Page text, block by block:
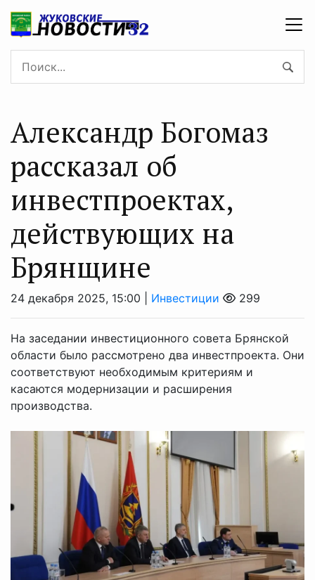
Александр Богомаз
рассказал об
инвестпроектах,
действующих на
Брянщине
24 декабря 2025, 15:00 | Инвестиции 299
На заседании инвестиционного совета Брянской
области было рассмотрено два инвестпроекта. Они
соответствуют необходимым критериям и
касаются модернизации и расширения
производства.